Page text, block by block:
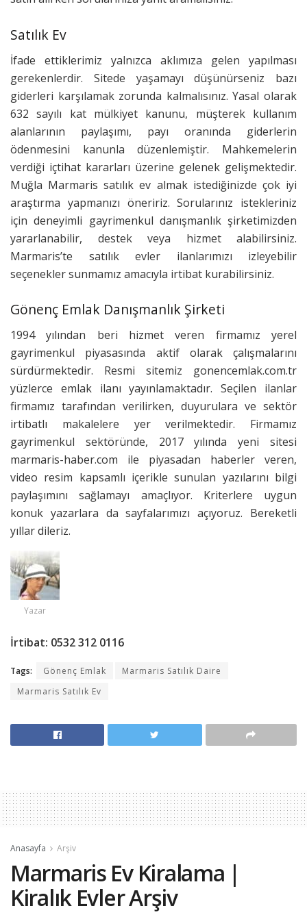
Satılık Ev
İfade ettiklerimiz yalnızca aklımıza gelen yapılması
gerekenlerdir. Sitede yaşamayı düşünürseniz bazı
giderleri karşılamak zorunda kalmalısınız. Yasal olarak
632 sayılı kat mülkiyet kanunu, müşterek kullanım
alanlarının paylaşımı, payı oranında giderlerin
ödenmesini kanunla düzenlemiştir. Mahkemelerin
verdiği içtihat kararları üzerine gelenek gelişmektedir.
Muğla Marmaris satılık ev almak istediğinizde çok iyi
araştırma yapmanızı öneririz. Sorularınız istekleriniz
için deneyimli gayrimenkul danışmanlık şirketimizden
yararlanabilir, destek veya hizmet alabilirsiniz.
Marmaris’te satılık evler ilanlarımızı izleyebilir
seçenekler sunmamız amacıyla irtibat kurabilirsiniz.
Gönenç Emlak Danışmanlık Şirketi
1994 yılından beri hizmet veren firmamız yerel
gayrimenkul piyasasında aktif olarak çalışmalarını
sürdürmektedir. Resmi sitemiz gonencemlak.com.tr
yüzlerce emlak ilanı yayınlamaktadır. Seçilen ilanlar
firmamız tarafından verilirken, duyurulara ve sektör
irtibatlı makalelere yer verilmektedir. Firmamız
gayrimenkul sektöründe, 2017 yılında yeni sitesi
marmaris-haber.com ile piyasadan haberler veren,
video resim kapsamlı içerikle sunulan yazılarını bilgi
paylaşımını sağlamayı amaçlıyor. Kriterlere uygun
konuk yazarlara da sayfalarımızı açıyoruz. Bereketli
yıllar dileriz.
Yazar
İrtibat: 0532 312 0116
Tags: Gönenç Emlak
Marmaris Satılık Daire
Marmaris Satılık Ev
Anasayfa Arşiv
Marmaris Ev Kiralama |
Kiralık Evler Arşiv